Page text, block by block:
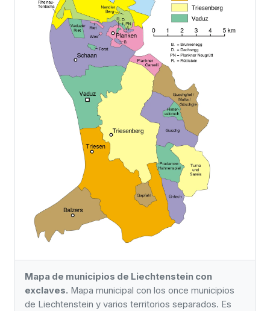
Mapa de municipios de Liechtenstein con
exclaves. Mapa municipal con los once municipios
de Liechtenstein y varios territorios separados. Es